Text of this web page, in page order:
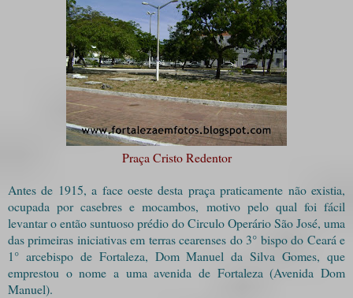
Praça Cristo Redentor
Antes de 1915, a face oeste desta praça praticamente não existia,
ocupada por casebres e mocambos, motivo pelo qual foi fácil
levantar o então suntuoso prédio do Circulo Operário São José, uma
das primeiras iniciativas em terras cearenses do 3° bispo do Ceará e
1° arcebispo de Fortaleza, Dom Manuel da Silva Gomes, que
emprestou o nome a uma avenida de Fortaleza (Avenida Dom
Manuel).